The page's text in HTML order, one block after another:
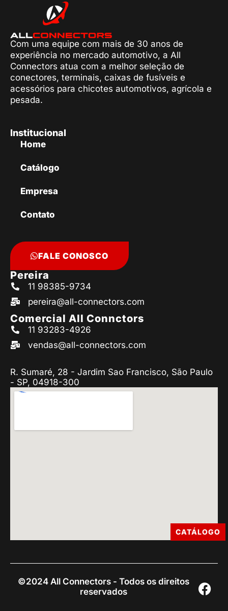
Com uma equipe com mais de 30 anos de
experiência no mercado automotivo, a All
Connectors atua com a melhor seleção de
conectores, terminais, caixas de fusíveis e
acessórios para chicotes automotivos, agrícola e
pesada.
Institucional
Home
Catálogo
Empresa
Contato
FALE CONOSCO
Pereira
11 98385-9734
pereira@all-connectors.com
Comercial All Connctors
11 93283-4926
vendas@all-connectors.com
R. Sumaré, 28 - Jardim Sao Francisco, São Paulo
- SP, 04918-300
©2024 All Connectors - Todos os direitos
reservados
CATÁLOGO